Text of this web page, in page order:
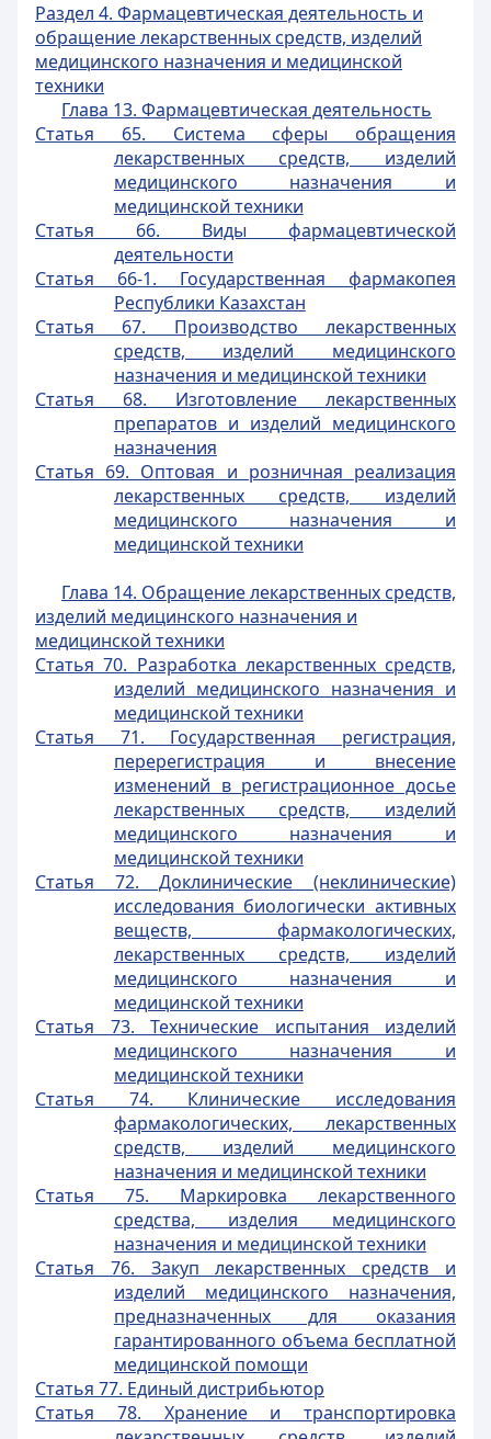
Раздел 4. Фармацевтическая деятельность и
обращение лекарственных средств, изделий
медицинского назначения и медицинской
техники
Глава 13. Фармацевтическая деятельность
Статья 65. Система сферы обращения
лекарственных средств, изделий
медицинского назначения и
медицинской техники
Статья 66. Виды фармацевтической
деятельности
Статья 66-1. Государственная фармакопея
Республики Казахстан
Статья 67. Производство лекарственных
средств, изделий медицинского
назначения и медицинской техники
Статья 68. Изготовление лекарственных
препаратов и изделий медицинского
назначения
Статья 69. Оптовая и розничная реализация
лекарственных средств, изделий
медицинского назначения и
медицинской техники
Глава 14. Обращение лекарственных средств,
изделий медицинского назначения и
медицинской техники
Статья 70. Разработка лекарственных средств,
изделий медицинского назначения и
медицинской техники
Статья 71. Государственная регистрация,
перерегистрация и внесение
изменений в регистрационное досье
лекарственных средств, изделий
медицинского назначения и
медицинской техники
Статья 72. Доклинические (неклинические)
исследования биологически активных
веществ, фармакологических,
лекарственных средств, изделий
медицинского назначения и
медицинской техники
Статья 73. Технические испытания изделий
медицинского назначения и
медицинской техники
Статья 74. Клинические исследования
фармакологических, лекарственных
средств, изделий медицинского
назначения и медицинской техники
Статья 75. Маркировка лекарственного
средства, изделия медицинского
назначения и медицинской техники
Статья 76. Закуп лекарственных средств и
изделий медицинского назначения,
предназначенных для оказания
гарантированного объема бесплатной
медицинской помощи
Статья 77. Единый дистрибьютор
Статья 78. Хранение и транспортировка